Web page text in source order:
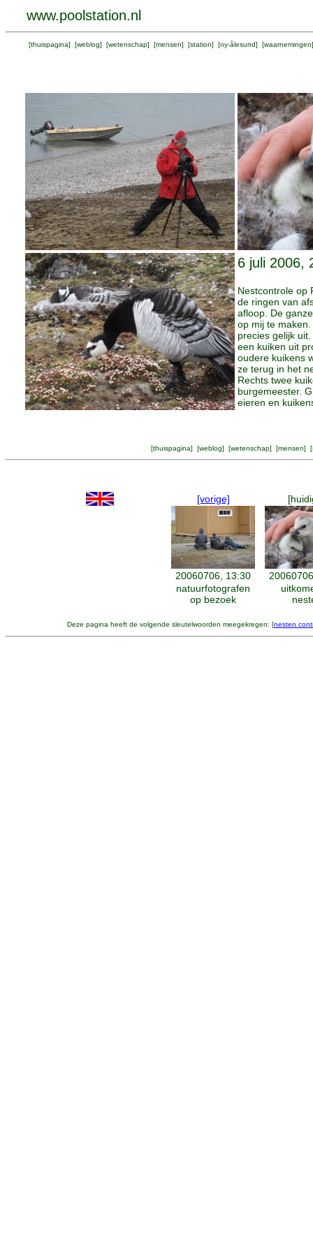
www.poolstation.nl
[thuispagina] [weblog] [wetenschap] [mensen] [station] [ny-ålesund] [waarnemingen
6 juli 2006,
Nestcontrole op
de ringen van
afloop. De
op mij te
precies gelijk
een kuiken uit
oudere kuikens
ze terug in het
Rechts twee
burgemeester.
eieren en
[thuispagina] [weblog] [wetenschap] [mensen] [
[vorige]
20060706, 13:30
natuurfotografen
op bezoek
Deze pagina heeft de volgende sleutelwoorden meegekregen: [nesten